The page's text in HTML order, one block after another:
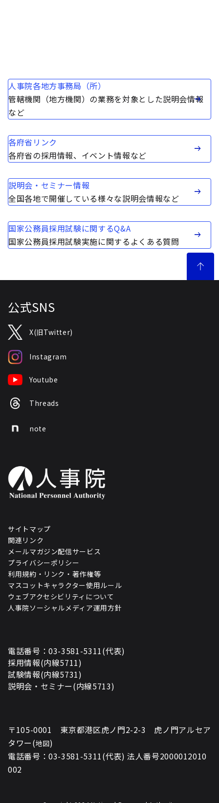
人事院各地方事務局（所）
管轄機関（地方機関）の業務を対象とした説明会情報
など
各府省リンク
各府省の採用情報、イベント情報など
説明会・セミナー情報
全国各地で開催している様々な説明会情報など
国家公務員採用試験に関するQ&A
国家公務員採用試験実施に関するよくある質問
公式SNS
X(旧Twitter)
Instagram
Youtube
Threads
note
サイトマップ
関連リンク
メールマガジン配信サービス
プライバシーポリシー
利用規約・リンク・著作権等
マスコットキャラクター使用ルール
ウェブアクセシビリティについて
人事院ソーシャルメディア運用方針
電話番号：03-3581-5311(代表)
採用情報(内線5711)
試験情報(内線5731)
説明会・セミナー(内線5713)
〒105-0001 東京都港区虎ノ門2-2-3 虎ノ門アルセア
タワー(地図)
電話番号：03-3581-5311(代表) 法人番号2000012010
002